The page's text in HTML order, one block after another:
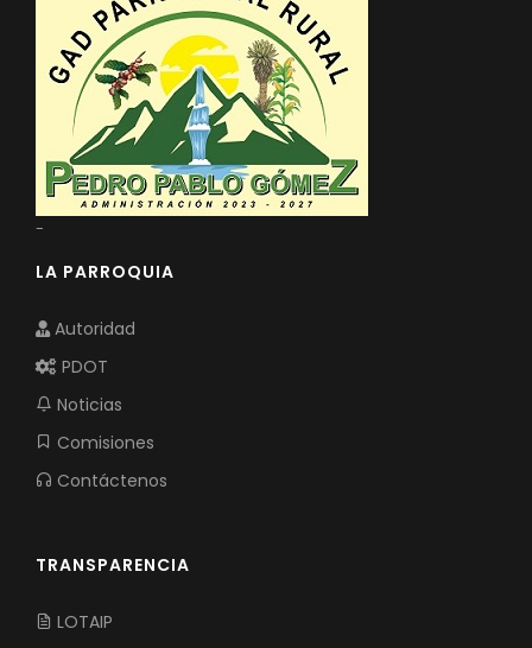
-
LA PARROQUIA
Autoridad
PDOT
Noticias
Comisiones
Contáctenos
TRANSPARENCIA
LOTAIP